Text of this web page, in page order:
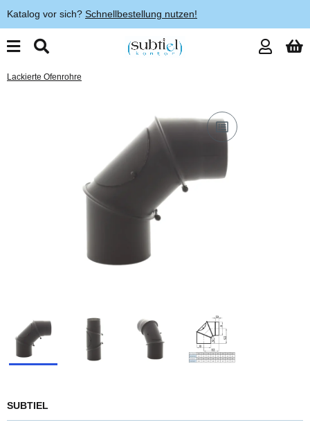
Katalog vor sich? Schnellbestellung nutzen!
Lackierte Ofenrohre
SUBTIEL